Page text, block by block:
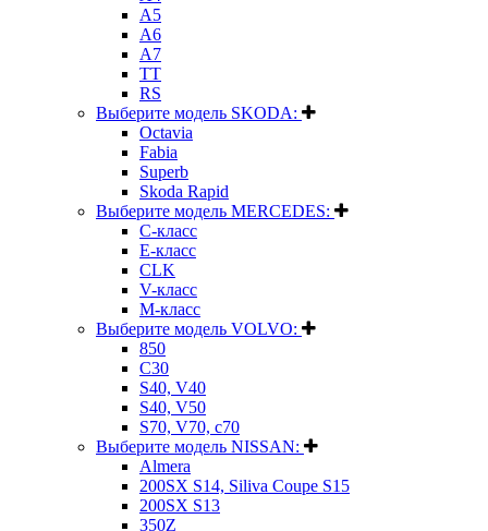
A5
A6
A7
TT
RS
Выберите модель SKODA:
Octavia
Fabia
Superb
Skoda Rapid
Выберите модель MERCEDES:
C-класс
E-класс
CLK
V-класс
M-класс
Выберите модель VOLVO:
850
C30
S40, V40
S40, V50
S70, V70, c70
Выберите модель NISSAN:
Almera
200SX S14, Siliva Coupe S15
200SX S13
350Z